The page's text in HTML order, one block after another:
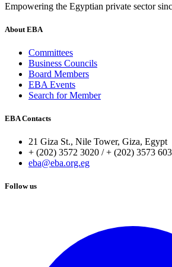
Empowering the Egyptian private sector
About EBA
Committees
Business Councils
Board Members
EBA Events
Search for Member
EBA Contacts
21 Giza St., Nile Tower, Giza, Egypt
+ (202) 3572 3020 / + (202) 3573
eba@eba.org.eg
Follow us